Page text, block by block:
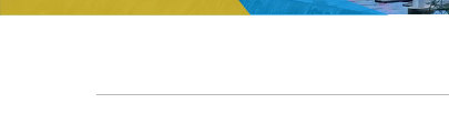
校风与校训
校园风景